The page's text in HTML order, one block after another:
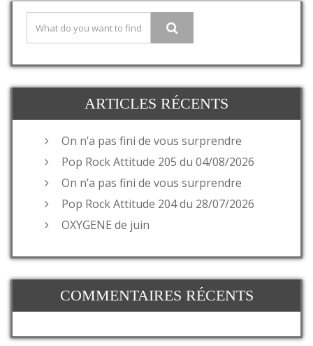
ARTICLES RÉCENTS
On n’a pas fini de vous surprendre
Pop Rock Attitude 205 du 04/08/2026
On n’a pas fini de vous surprendre
Pop Rock Attitude 204 du 28/07/2026
OXYGENE de juin
COMMENTAIRES RÉCENTS